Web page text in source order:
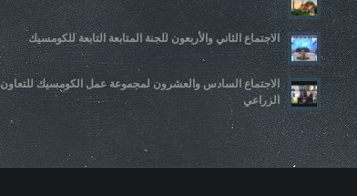
الاجتماع الثاني والأربعون للجنة المتابعة التابعة للكومسيك
الاجتماع السادس والعشرون لمجموعة عمل الكومسيك للتعاون
الزراعي